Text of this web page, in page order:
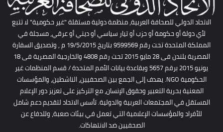
الاتحاد الدولي للصحافة العربية، منظمة دولية مستقلة "غير حكومية" لا تتبع
لأي دولة أو حكومة أو حزب أو تيار سياسي أو ديني أو عرقي، مسجلة في
المملكة المتحدة تحت رقم 9599569 بتاريخ 19/5/2015 م , وتصديق السفارة
المصرية بلندن فى 28 مايو 2015 تحت رقم 4808 والخارجية المصرية فى 18
يونيو 2015 برقم 5657 وبقاعدة بيانات الأمم المتحدة / قسم المنظمات غير
الحكومية NGO. يهدف إلى الجمع بين الصحفيين، الناشطين، والمؤسسات
المعنية بحرية التعبير وحقوق الإنسان، مع التركيز على تعزيز دور الإعلام
المستقل في المجتمعات العربية والدولية. تأسس الاتحاد لتقديم دعم شامل
للأفراد والمؤسسات الإعلامية التي تعمل في بيئات صعبة، وللدفاع عن
الصحفيين ضد الانتهاكات.